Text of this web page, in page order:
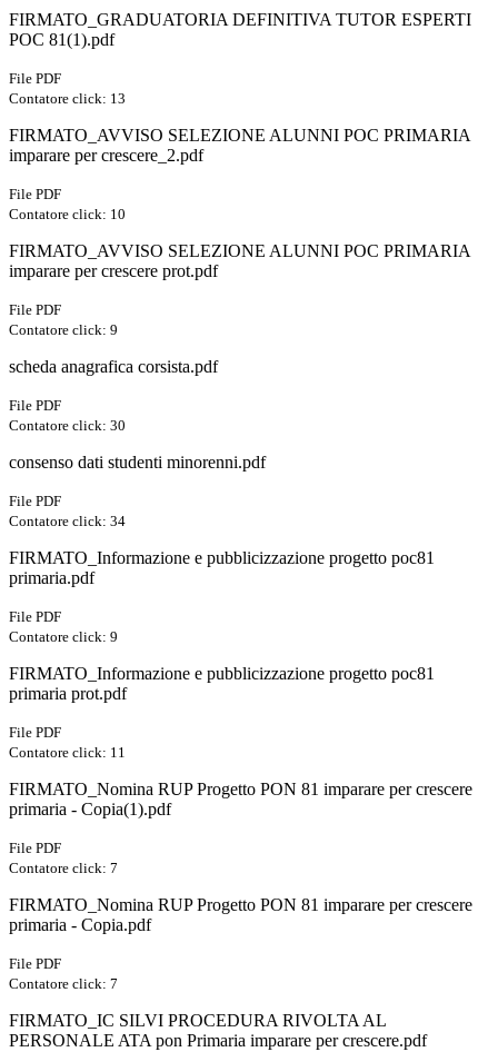
FIRMATO_GRADUATORIA DEFINITIVA TUTOR ESPERTI
POC 81(1).pdf
File PDF
Contatore click: 13
FIRMATO_AVVISO SELEZIONE ALUNNI POC PRIMARIA
imparare per crescere_2.pdf
File PDF
Contatore click: 10
FIRMATO_AVVISO SELEZIONE ALUNNI POC PRIMARIA
imparare per crescere prot.pdf
File PDF
Contatore click: 9
scheda anagrafica corsista.pdf
File PDF
Contatore click: 30
consenso dati studenti minorenni.pdf
File PDF
Contatore click: 34
FIRMATO_Informazione e pubblicizzazione progetto poc81
primaria.pdf
File PDF
Contatore click: 9
FIRMATO_Informazione e pubblicizzazione progetto poc81
primaria prot.pdf
File PDF
Contatore click: 11
FIRMATO_Nomina RUP Progetto PON 81 imparare per crescere
primaria - Copia(1).pdf
File PDF
Contatore click: 7
FIRMATO_Nomina RUP Progetto PON 81 imparare per crescere
primaria - Copia.pdf
File PDF
Contatore click: 7
FIRMATO_IC SILVI PROCEDURA RIVOLTA AL
PERSONALE ATA pon Primaria imparare per crescere.pdf